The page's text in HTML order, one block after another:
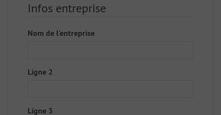
Infos entreprise
Nom de l'entreprise
Ligne 2
Ligne 3